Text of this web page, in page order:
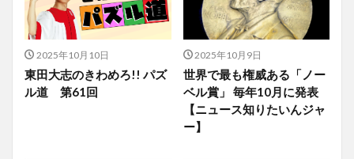
2025年10月10日
東田大志のきわめろ!! パズ
ル道 第61回
2025年10月9日
世界で最も権威ある「ノー
ベル賞」 毎年10月に発表
【ニュース知りたいんジャ
ー】